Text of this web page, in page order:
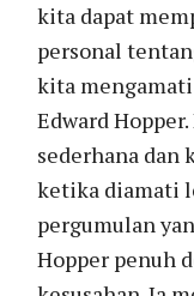
kita dapat
personal
kita mengamati
Edward
sederhana dan
ketika diamati
pergumulan
Hopper penuh